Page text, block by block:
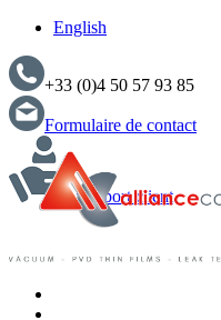
English
+33 (0)4 50 57 93 85
Formulaire de contact
Support client